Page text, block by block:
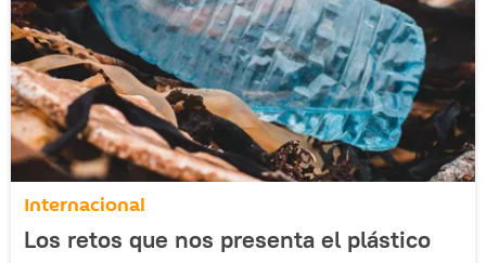
Internacional
Los retos que nos presenta el plástico